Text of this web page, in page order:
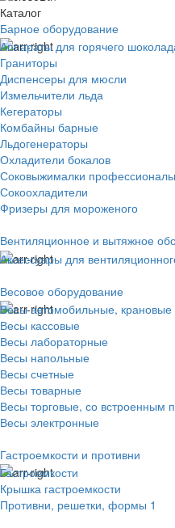
Каталог
Барное оборудование
Аппараты для горячего
Граниторы
Диспенсеры для мюсли
Измельчители льда
Кегераторы
Комбайны барные
Льдогенераторы
Охладители бокалов
Соковыжималки
Сокоохладители
Фризеры для мороженого
Вентиляционное и вытяжное
Аксессуары для
Весовое оборудование
Весы автомобильные,
Весы кассовые
Весы лабораторные
Весы напольные
Весы счетные
Весы товарные
Весы торговые, со встроенным
Весы электронные
Гастроемкости и противни
Гастроемкости
Крышка гастроемкости
Противни, решетки, формы 1